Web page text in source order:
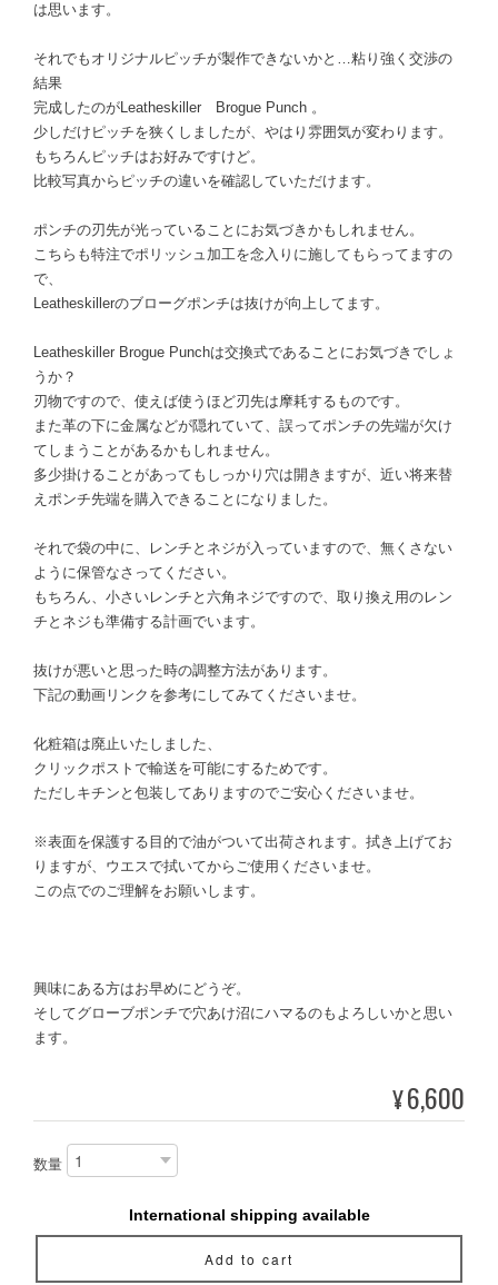
は思います。
それでもオリジナルピッチが製作できないかと…粘り強く交渉の
結果
完成したのがLeatheskiller Brogue Punch 。
少しだけピッチを狭くしましたが、やはり雰囲気が変わります。
もちろんピッチはお好みですけど。
比較写真からピッチの違いを確認していただけます。
ポンチの刃先が光っていることにお気づきかもしれません。
こちらも特注でポリッシュ加工を念入りに施してもらってますの
で、
Leatheskillerのブローグポンチは抜けが向上してます。
Leatheskiller Brogue Punchは交換式であることにお気づきでしょ
うか？
刃物ですので、使えば使うほど刃先は摩耗するものです。
また革の下に金属などが隠れていて、誤ってポンチの先端が欠け
てしまうことがあるかもしれません。
多少掛けることがあってもしっかり穴は開きますが、近い将来替
えポンチ先端を購入できることになりました。
それで袋の中に、レンチとネジが入っていますので、無くさない
ように保管なさってください。
もちろん、小さいレンチと六角ネジですので、取り換え用のレン
チとネジも準備する計画でいます。
抜けが悪いと思った時の調整方法があります。
下記の動画リンクを参考にしてみてくださいませ。
化粧箱は廃止いたしました、
クリックポストで輸送を可能にするためです。
ただしキチンと包装してありますのでご安心くださいませ。
※表面を保護する目的で油がついて出荷されます。拭き上げてお
りますが、ウエスで拭いてからご使用くださいませ。
この点でのご理解をお願いします。
興味にある方はお早めにどうぞ。
そしてグローブポンチで穴あけ沼にハマるのもよろしいかと思い
ます。
¥6,600
数量
International shipping available
Add to cart